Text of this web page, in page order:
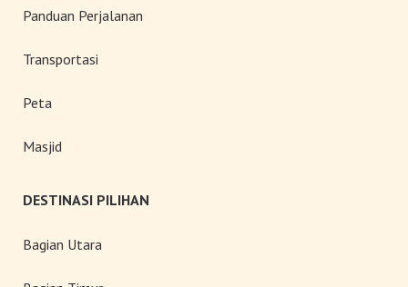
Panduan Perjalanan
Transportasi
Peta
Masjid
DESTINASI PILIHAN
Bagian Utara